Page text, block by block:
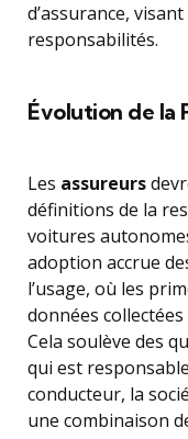
d’assurance,
responsabilités.
Évolution de la
Les assureurs
définitions de la
voitures
adoption accrue
l’usage, où les
données
Cela soulève des
qui est
conducteur, la
une combinaison